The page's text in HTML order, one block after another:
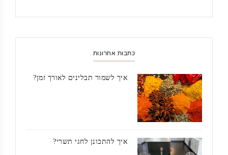
כתבות אחרונות
איך לשמור תבלינים לאורך זמן?
איך להתכונן לחגי תשרי?